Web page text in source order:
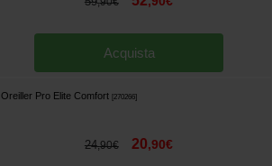
Acquista
Oreiller Pro Elite Comfort 270266]
24,90€ 20,90€